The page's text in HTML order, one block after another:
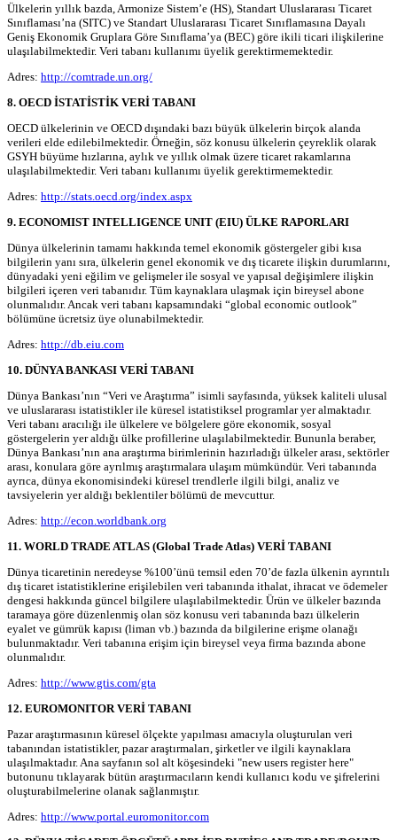
Ülkelerin yıllık bazda, Armonize Sistem’e (HS), Standart Uluslararası Ticaret
Sınıflaması’na (SITC) ve Standart Uluslararası Ticaret Sınıflamasına Dayalı
Geniş Ekonomik Gruplara Göre Sınıflama’ya (BEC) göre ikili ticari ilişkilerine
ulaşılabilmektedir. Veri tabanı kullanımı üyelik gerektirmemektedir.
Adres: http://comtrade.un.org/
8. OECD İSTATİSTİK VERİ TABANI
OECD ülkelerinin ve OECD dışındaki bazı büyük ülkelerin birçok alanda
verileri elde edilebilmektedir. Örneğin, söz konusu ülkelerin çeyreklik olarak
GSYH büyüme hızlarına, aylık ve yıllık olmak üzere ticaret rakamlarına
ulaşılabilmektedir. Veri tabanı kullanımı üyelik gerektirmemektedir.
Adres: http://stats.oecd.org/index.aspx
9. ECONOMIST INTELLIGENCE UNIT (EIU) ÜLKE RAPORLARI
Dünya ülkelerinin tamamı hakkında temel ekonomik göstergeler gibi kısa
bilgilerin yanı sıra, ülkelerin genel ekonomik ve dış ticarete ilişkin durumlarını,
dünyadaki yeni eğilim ve gelişmeler ile sosyal ve yapısal değişimlere ilişkin
bilgileri içeren veri tabanıdır. Tüm kaynaklara ulaşmak için bireysel abone
olunmalıdır. Ancak veri tabanı kapsamındaki “global economic outlook”
bölümüne ücretsiz üye olunabilmektedir.
Adres: http://db.eiu.com
10. DÜNYA BANKASI VERİ TABANI
Dünya Bankası’nın “Veri ve Araştırma” isimli sayfasında, yüksek kaliteli ulusal
ve uluslararası istatistikler ile küresel istatistiksel programlar yer almaktadır.
Veri tabanı aracılığı ile ülkelere ve bölgelere göre ekonomik, sosyal
göstergelerin yer aldığı ülke profillerine ulaşılabilmektedir. Bununla beraber,
Dünya Bankası’nın ana araştırma birimlerinin hazırladığı ülkeler arası, sektörler
arası, konulara göre ayrılmış araştırmalara ulaşım mümkündür. Veri tabanında
ayrıca, dünya ekonomisindeki küresel trendlerle ilgili bilgi, analiz ve
tavsiyelerin yer aldığı beklentiler bölümü de mevcuttur.
Adres: http://econ.worldbank.org
11. WORLD TRADE ATLAS (Global Trade Atlas) VERİ TABANI
Dünya ticaretinin neredeyse %100’ünü temsil eden 70’de fazla ülkenin ayrıntılı
dış ticaret istatistiklerine erişilebilen veri tabanında ithalat, ihracat ve ödemeler
dengesi hakkında güncel bilgilere ulaşılabilmektedir. Ürün ve ülkeler bazında
taramaya göre düzenlenmiş olan söz konusu veri tabanında bazı ülkelerin
eyalet ve gümrük kapısı (liman vb.) bazında da bilgilerine erişme olanağı
bulunmaktadır. Veri tabanına erişim için bireysel veya firma bazında abone
olunmalıdır.
Adres: http://www.gtis.com/gta
12. EUROMONITOR VERİ TABANI
Pazar araştırmasının küresel ölçekte yapılması amacıyla oluşturulan veri
tabanından istatistikler, pazar araştırmaları, şirketler ve ilgili kaynaklara
ulaşılmaktadır. Ana sayfanın sol alt köşesindeki "new users register here"
butonunu tıklayarak bütün araştırmacıların kendi kullanıcı kodu ve şifrelerini
oluşturabilmelerine olanak sağlanmıştır.
Adres: http://www.portal.euromonitor.com